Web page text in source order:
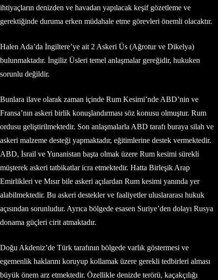
ihtiyaçların denizden ve havadan yapılacak keşif gözetleme ve
gerektiğinde duruma erken müdahale etme görevleri önemli olacaktır.
Halen Ada’da İngiltere’ye ait 2 Askeri Üs (Ağrotur ve Dikelya)
bulunmaktadır. İngiliz Üsleri temel anlaşmalar gereğidir, hukuken
sorunlu değildir.
Bunlara ilave olarak zaman içinde Rum Kesimi’nde ABD’nin ve
Fransa’nın askeri birlik konuşlandırması söz konusu olmuştur. Rum
ordusu geliştirilmektedir. Son anlaşmalarla ABD tarafı buraya silah ve
askeri malzeme desteği yapmaktadır, eğitimlerine destek vermektedir.
ABD, İsrail ve Yunanistan başta olmak üzere Rum kesimi sürekli
müşterek askeri tatbikatlar icra etmektedir. Hatta Birleşik Arap
Emirlikleri ve Mısır bile askeri açılardan Rum kesimi yanında yer
alabilmektedir. Bu askeri destekler ve faaliyetler uluslararası hukuk
açısından sorunludur. Ayrıca bölgede esasen Suriye’den dolayı Rusya
donama güçleri cirit atmaktadır.
Doğu Akdeniz’de Türk tarafının bölgede varlık göstermesi ve
egemenlik haklarını koruyup kollamak üzere gerekli tedbirleri alması
büyük önem arz etmektedir. Özellikle denizde terörü, kaçakçılığı